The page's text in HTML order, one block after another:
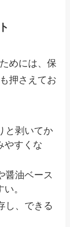
めには、保
押さえてお
と剥いてか
やすくな
醤油ベース
。
し、できる